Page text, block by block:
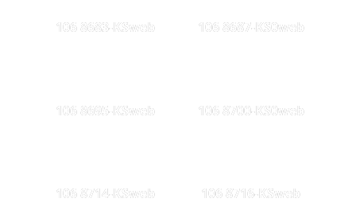
106 8683-KSweb 106 8687-KS0web
106 8695-KSweb 106 8700-KS0web
106 8714-KSweb 106 8716-KSweb